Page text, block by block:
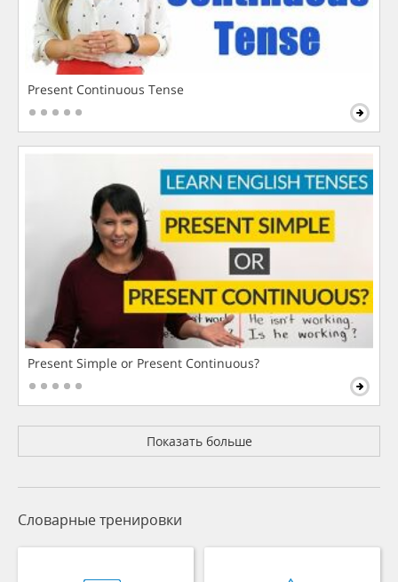
Present Continuous Tense
Present Simple or Present Continuous?
Показать больше
Словарные тренировки